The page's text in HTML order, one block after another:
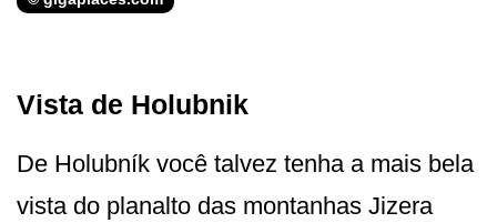
Vista de Holubnik
De Holubník você talvez tenha a mais bela
vista do planalto das montanhas Jizera